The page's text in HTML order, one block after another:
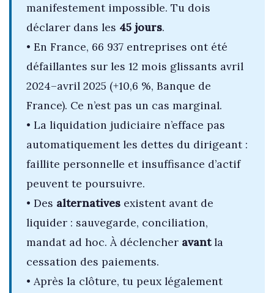
manifestement impossible. Tu dois
déclarer dans les 45 jours.
• En France, 66 937 entreprises ont été
défaillantes sur les 12 mois glissants avril
2024–avril 2025 (+10,6 %, Banque de
France). Ce n’est pas un cas marginal.
• La liquidation judiciaire n’efface pas
automatiquement les dettes du dirigeant :
faillite personnelle et insuffisance d’actif
peuvent te poursuivre.
• Des alternativesexistent avant de
liquider : sauvegarde, conciliation,
mandat ad hoc. À déclencher avantla
cessation des paiements.
• Après la clôture, tu peux légalement